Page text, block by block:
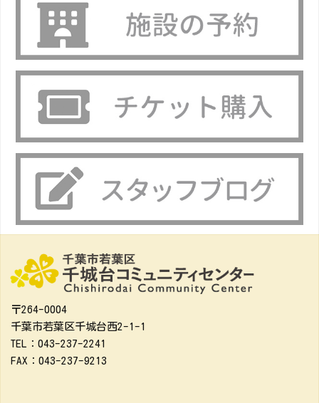
〒264-0004
千葉市若葉区千城台西2-1-1
TEL：043-237-2241
FAX：043-237-9213